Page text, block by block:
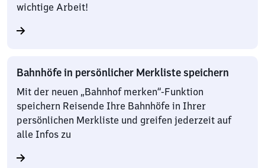
wichtige Arbeit!
Bahnhöfe in persönlicher Merkliste speichern
Mit der neuen „Bahnhof merken“-Funktion
speichern Reisende Ihre Bahnhöfe in Ihrer
persönlichen Merkliste und greifen jederzeit auf
alle Infos zu